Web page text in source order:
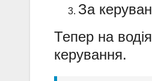
За
Тепер на
керування.